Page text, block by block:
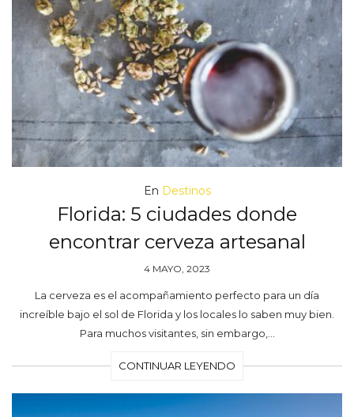
En Destinos
Florida: 5 ciudades donde
encontrar cerveza artesanal
4 MAYO, 2023
La cerveza es el acompañamiento perfecto para un día
increíble bajo el sol de Florida y los locales lo saben muy bien.
Para muchos visitantes, sin embargo,…
CONTINUAR LEYENDO